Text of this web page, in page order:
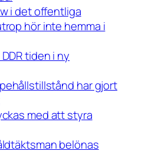
i det offentliga
hör inte hemma i
tiden i ny
har gjort
med att styra
belönas